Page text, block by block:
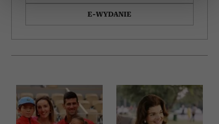
sekcji szczegółów. W Deklaracji plików cookie możesz
zmienić lub wycofać swoją zgodę w dowolnej chwili.
Wykorzystujemy pliki cookie do spersonalizowania treści
społecznościowym, reklamowym i analitycznym.
Partnerzy mogą połączyć te informacje z innymi danymi
otrzymanymi od Ciebie lub uzyskanymi podczas
korzystania z ich usług.
E-WYDANIE